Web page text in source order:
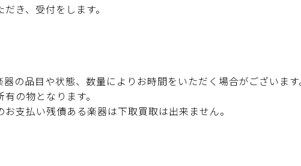
き、受付をします。
の品目や状態、数量によりお時間をいただく場合がございます
の物となります。
支払い残債ある楽器は下取買取は出来ません。